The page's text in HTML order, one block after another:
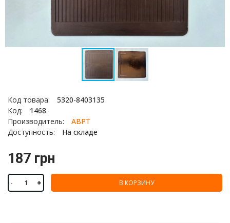
Код товара:
5320-8403135
Код:
1468
Производитель:
АВРТ
Доступность:
На складе
187 грн
- + В КОРЗИНУ